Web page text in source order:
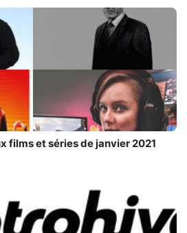
films et séries de janvier 2021